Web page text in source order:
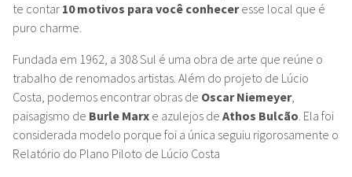
te contar 10 motivos para você conheceresse local que é
puro charme.
Fundada em 1962, a 308 Sul é uma obra de arte que reúne o
trabalho de renomados artistas. Além do projeto de Lúcio
Costa, podemos encontrar obras de Oscar Niemeyer,
paisagismo de Burle Marx e azulejos de Athos Bulcão. Ela foi
considerada modelo porque foi a única seguiu rigorosamente o
Relatório do Plano Piloto de Lúcio Costa